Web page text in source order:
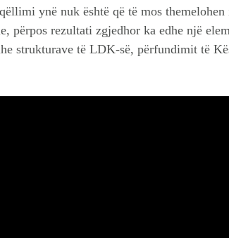
ynë nuk është që të mos
përpos rezultati zgjedhor ka edhe një
strukturave të LDK-së, përfundimit të